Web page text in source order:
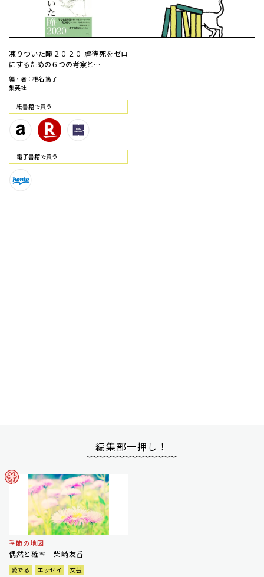
凍りついた瞳２０２０ 虐待死をゼロ
にするための６つの考察と…
編・著：椎名 篤子
集英社
紙書籍で買う
電⼦書籍で買う
編集部一押し！
季節の地図
偶然と確率 柴崎友香
愛でる エッセイ
文芸